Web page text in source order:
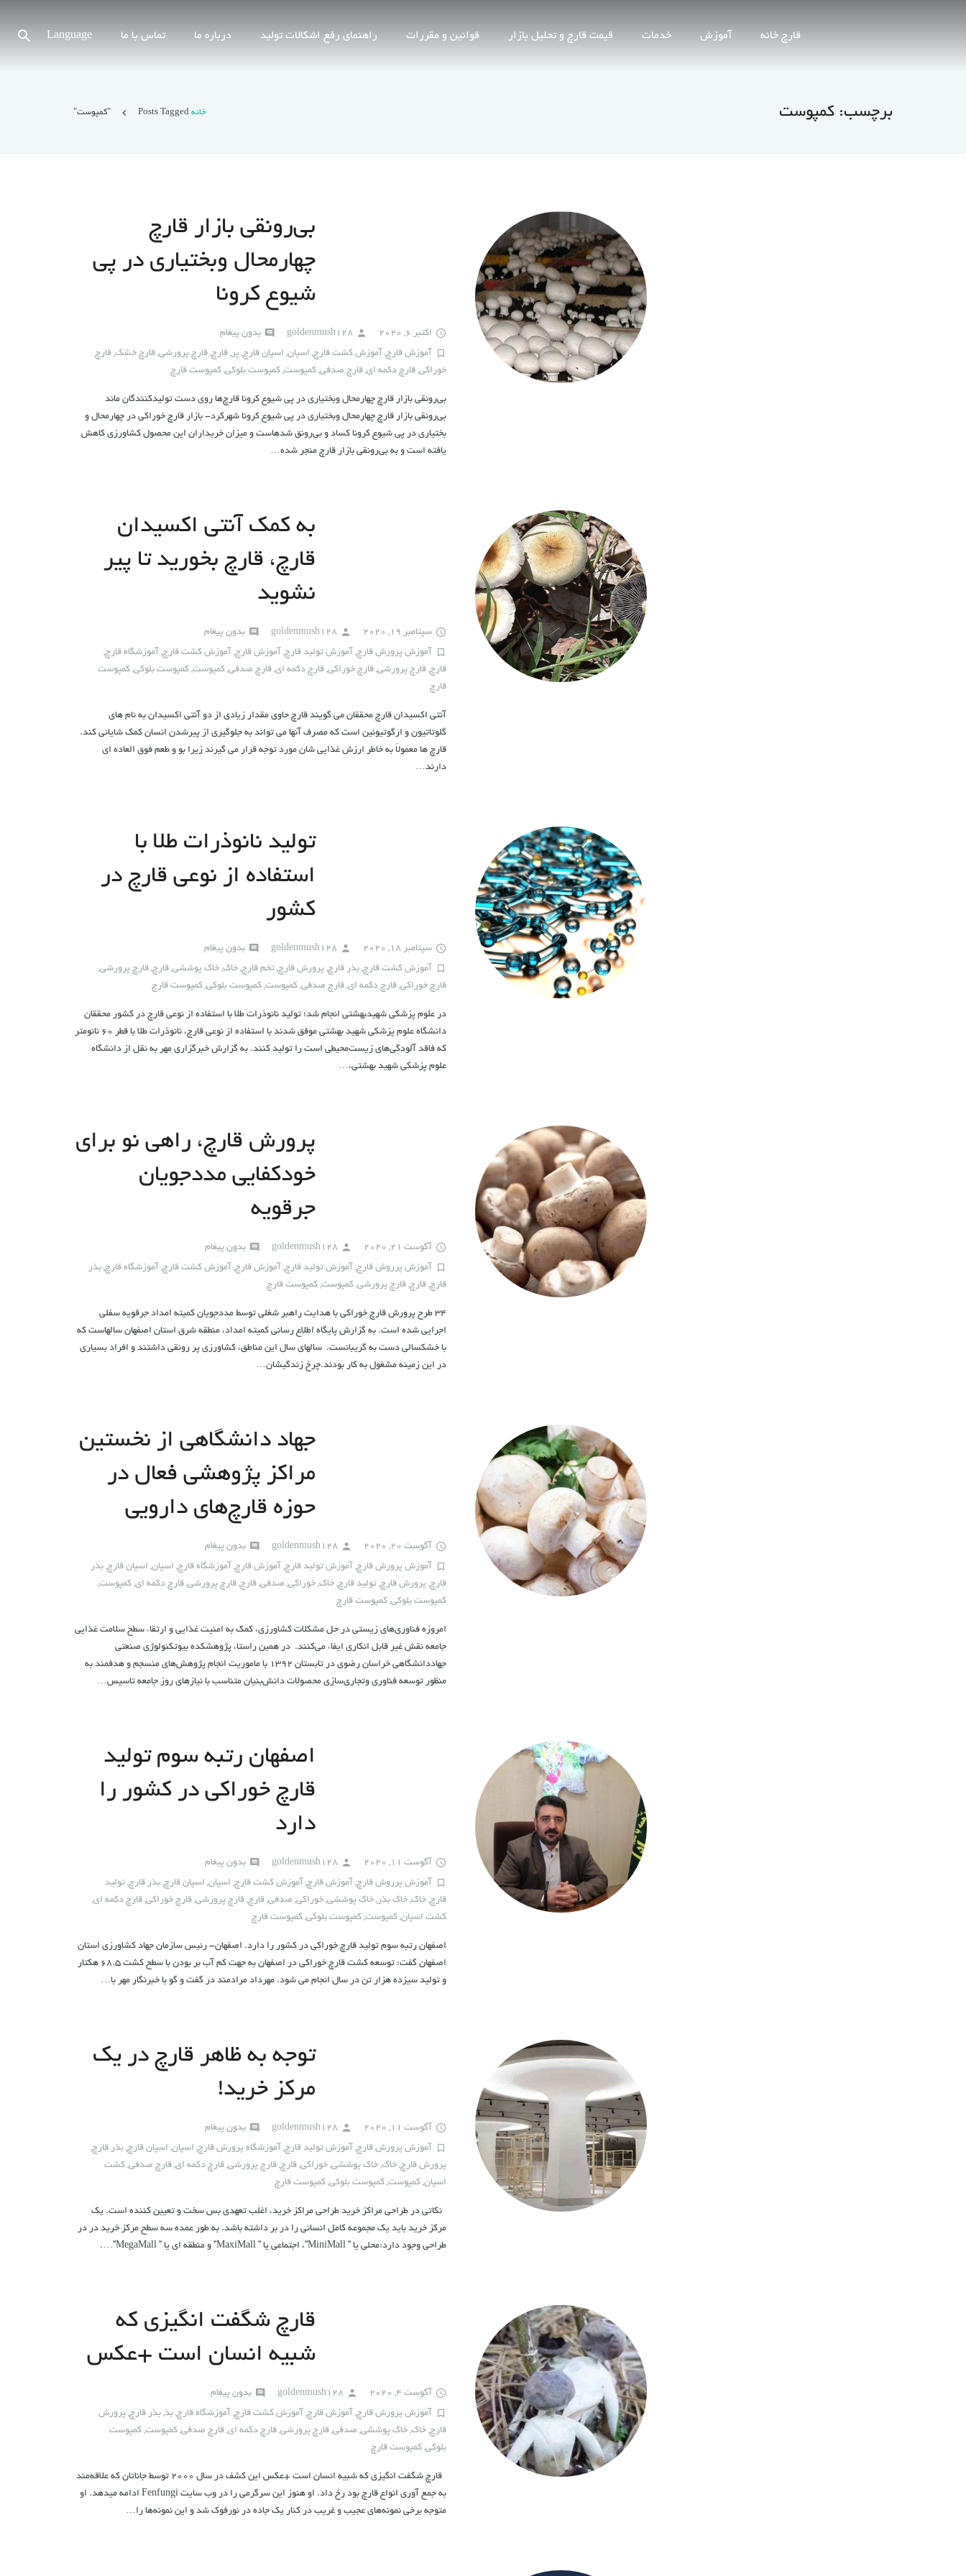
قارچ خانه آموزش خدمات قیمت قارچ و تحلیل بازار قوانین و مقررات راهنمای رفع اشکالات تولید درباره ما تماس با ما Language
برچسب: کمپوست خانه Posts Tagged "کمپوست"
بی‌رونقی بازار قارچ
چهارمحال وبختیاری در پی
شیوع کرونا
اکتبر 6, 2020 goldenmush128
بدون پیغام
آموزش قارچ, آموزش کشت قارچ, اسپان, اسپان قارچ,پر,قارچ,قارچ پرورشی,قارچ خشک,قارچ
خوراکی,قارچ دکمه ای,قارچ صدفی,کمپوست,کمپوست بلوکی,کمپوست قارچ
بی‌رونقی بازار قارچ چهارمحال وبختیاری در پی شیوع کرونا قارچ‌ها روی دست تولیدکنندگان ماند
بی‌رونقی بازار قارچ چهارمحال وبختیاری در پی شیوع کرونا شهرکرد- بازار قارچ خوراکی در چهارمحال و
بختیاری در پی شیوع کرونا کساد و بی‌رونق شدهاست و میزان خریداران این محصول کشاورزی کاهش
یافته است و به بی‌رونقی بازار قارچ منجر شده…
به کمک آنتی اکسیدان
قارچ، قارچ بخورید تا پیر
نشوید
سپتامبر 19, 2020 goldenmush128
بدون پیغام
آموزش پرورش قارچ, آموزش تولید قارچ, آموزش قارچ, آموزش کشت قارچ, آموزشگاه قارچ,
قارچ,قارچ پرورشی,قارچ خوراکی,قارچ دکمه ای,قارچ صدفی,کمپوست,کمپوست بلوکی,کمپوست
قارچ
آنتی اکسیدان قارچ محققان می گویند قارچ حاوی مقدار زیادی از دو آنتی اکسیدان به نام های
گلوتاتیون و ارگوتیونین است که مصرف آنها می تواند به جلوگیری از پیرشدن انسان کمک شایانی کند.
قارچ ها معمولاً به خاطر ارزش غذایی شان مورد توجه قرار می گیرند زیرا بو و طعم فوق العاده ای
دارند…
تولید نانوذرات طلا با
استفاده از نوعی قارچ در
کشور
سپتامبر 18, 2020 goldenmush128
بدون پیغام
آموزش کشت قارچ,بذر قارچ,پرورش قارچ,تخم قارچ,خاک,خاک پوششی,قارچ,قارچ پرورشی,
قارچ خوراکی,قارچ دکمه ای,قارچ صدفی,کمپوست,کمپوست بلوکی,کمپوست قارچ
در علوم پزشکی شهیدبهشتی انجام شد؛ تولید نانوذرات طلا با استفاده از نوعی قارچ در کشور محققان
دانشگاه علوم پزشکی شهید بهشتی موفق شدند با استفاده از نوعی قارچ، نانوذرات طلا با قطر ۶۰ نانومتر
که فاقد آلودگی‌های زیست‌محیطی است را تولید کنند. به گزارش خبرگزاری مهر به نقل از دانشگاه
علوم پزشکی شهید بهشتی،…
پرورش قارچ، راهی نو برای
خودکفایی مددجویان
جرقویه
آگوست 21, 2020 goldenmush128
بدون پیغام
آموزش پرروش قارچ, آموزش تولید قارچ, آموزش قارچ, آموزش کشت قارچ, آموزشگاه قارچ,بذر
قارچ,قارچ,قارچ پرورشی,کمپوست,کمپوست قارچ
۳۴ طرح پرورش قارچ خوراکی با هدایت راهبر شغلی توسط مددجویان کمیته امداد جرقویه سفلی
اجرایی شده است. به گزارش پایگاه اطلاع رسانی کمیته امداد، منطقه شرق استان اصفهان سالهاست که
با خشکسالی دست به گریبانست. سالهای سال این مناطق، کشاورزی پر رونقی داشتند و افراد بسیاری
در این زمینه مشغول به کار بودند.چرخ زندگیشان…
جهاد دانشگاهی از نخستین
مراکز پژوهشی فعال در
حوزه قارچ‌های دارویی
آگوست 20, 2020 goldenmush128
بدون پیغام
آموزش پرورش قارچ, آموزش تولید قارچ, آموزش قارچ, آموزشگاه قارچ, اسپان, اسپان قارچ,بذر
قارچ,پرورش قارچ,تولید قارچ,خاک,خوراکی, صدفی,قارچ,قارچ پرورشی,قارچ دکمه ای,کمپوست,
کمپوست بلوکی,کمپوست قارچ
امروزه فناوری‌های زیستی در حل مشکلات کشاورزی، کمک به امنیت غذایی و ارتقاء سطح سلامت غذایی
جامعه نقش غیر قابل انکاری ایفاء می‌کنند. در همین راستا، پژوهشکده بیوتکنولوژی صنعتی
جهاددانشگاهی خراسان رضوی در تابستان ۱۳۹۲ با ماموریت انجام پژوهش‌های منسجم و هدفمند به
منظور توسعه فناوری‌ وتجاری‌سازی محصولات دانش‌بنیان متناسب با نیازهای روز جامعه تاسیس…
اصفهان رتبه سوم تولید
قارچ خوراکی در کشور را
دارد
آگوست 11, 2020 goldenmush128
بدون پیغام
آموزش پرروش قارچ, آموزش قارچ, آموزش کشت قارچ, اسپان, اسپان قارچ,بذر قارچ,تولید
قارچ,خاک,خاک بذر,خاک پوششی,خوراکی, صدفی,قارچ,قارچ پرورشی,قارچ خوراکی,قارچ دکمه ای,
کشت اسپان,کمپوست,کمپوست بلوکی,کمپوست قارچ
اصفهان رتبه سوم تولید قارچ خوراکی در کشور را دارد. اصفهان- رئیس سازمان جهاد کشاورزی استان
اصفهان گفت: توسعه کشت قارچ خوراکی در اصفهان به جهت کم آب بر بودن با سطح کشت ۶۸.۵ هکتار
و تولید سیزده هزار تن در سال انجام می شود. مهرداد مرادمند در گفت و گو با خبرنگار مهر با…
توجه به ظاهر قارچ در یک
مرکز خرید!
آگوست 11, 2020 goldenmush128
بدون پیغام
آموزش پرورش قارچ, آموزش تولید قارچ, آموزشگاه پرورش قارچ, اسپان, اسپان قارچ,بذر قارچ,
پرورش قارچ,خاک,خاک پوششی,خوراکی,قارچ,قارچ پرورشی,قارچ دکمه ای,قارچ صدفی,کشت
اسپان,کمپوست,کمپوست بلوکی,کمپوست قارچ
نکاتی در طراحی مراکز خرید طراحی مراکز خرید، اغلب تعهدی بس سخت و تعیین کننده است. یک
مرکز خرید باید یک مجموعه کامل انسانی را در بر داشته باشد. به طور عمده سه سطح مرکز خرید در در
طراحی وجود دارد:محلی یا ” MiniMall”، اجتماعی یا ” MaxiMall” و منطقه ای یا ” MegaMall”….
قارچ شگفت انگیزی که
شبیه انسان است +عکس
آگوست 4, 2020 goldenmush128
بدون پیغام
آموزش پرورش قارچ, آموزش قارچ, آموزش کشت قارچ, آموزشگاه قارچ,بذ,بذر قارچ,پرورش
قارچ,خاک,خاک پوششی, صدفی,قارچ پرورشی,قارچ دکمه ای,قارچ صدفی,کمپوست,کمپوست
بلوکی,کمپوست قارچ
قارچ شگفت انگیزی که شبیه انسان است +عکس این کشف در سال ۲۰۰۰ توسط جاناتان که علاقه‌مند
به جمع آوری انواع قارچ بود رخ داد. او هنوز این سرگرمی را در وب سایت Fenfungi ادامه میدهد. او
متوجه برخی نمونه‌های عجیب و غریب در کنار یک جاده در نورفوک شد و این نمونه‌ها را…